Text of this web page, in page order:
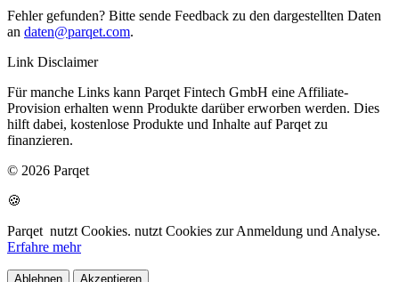
Fehler gefunden? Bitte sende Feedback zu den dargestellten Daten
an daten@parqet.com.
Link Disclaimer
Für manche Links kann Parqet Fintech GmbH eine Affiliate-
Provision erhalten wenn Produkte darüber erworben werden. Dies
hilft dabei, kostenlose Produkte und Inhalte auf Parqet zu
finanzieren.
© 2026 Parqet
🍪
Parqet nutzt Cookies. nutzt Cookies zur Anmeldung und Analyse.
Erfahre mehr
Ablehnen Akzeptieren